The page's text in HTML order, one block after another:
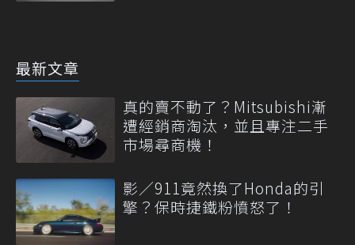
最新文章
真的賣不動了？Mitsubishi漸
遭經銷商淘汰，並且專注二手
市場尋商機！
影／911竟然換了Honda的引
擎？保時捷鐵粉憤怒了！